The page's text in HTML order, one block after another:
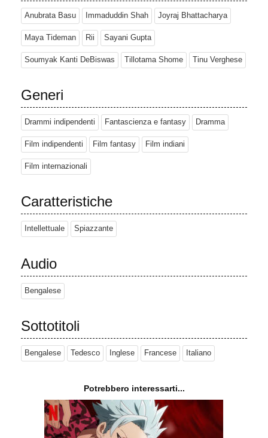
Anubrata Basu Immaduddin Shah Joyraj Bhattacharya
Maya Tideman Rii Sayani Gupta
Soumyak Kanti DeBiswas Tillotama Shome Tinu Verghese
Generi
Drammi indipendenti Fantascienza e fantasy Dramma
Film indipendenti Film fantasy Film indiani
Film internazionali
Caratteristiche
Intellettuale Spiazzante
Audio
Bengalese
Sottotitoli
Bengalese Tedesco Inglese Francese Italiano
Potrebbero interessarti...